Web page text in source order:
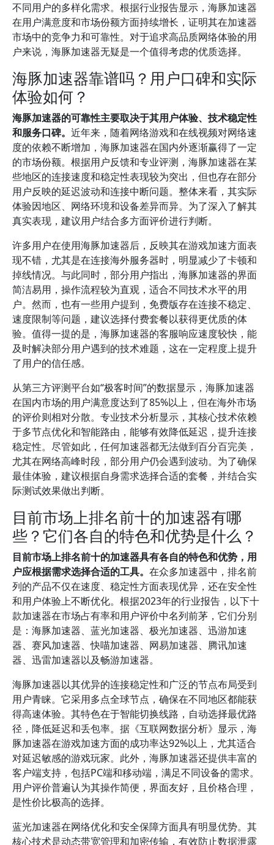
不同用户的多样化需求。根据行业报告显示，海豚加速器
在用户满意度和市场份额方面持续增长，证明其在加速器
市场中的竞争力和可靠性。对于追求高品质网络体验的用
户来说，海豚加速器无疑是一个值得考虑的优质选择。
海豚加速器靠谱吗？用户口碑和实际
体验如何？
海豚加速器的可靠性主要取决于其用户体验、技术稳定性
和服务口碑。 近年来，随着网络游戏和在线视频对网络速
度的依赖不断增加，海豚加速器在国内外逐渐赢得了一定
的市场份额。根据用户反馈和专业评测，海豚加速器在某
些地区的连接速度和稳定性表现较为突出，但也存在部分
用户反映的延迟波动和连接中断问题。整体来看，其实际
体验因地区、网络环境和设备差异而异。为了深入了解其
真实表现，建议用户结合多方面评价进行判断。
许多用户在使用海豚加速器后，反映其在游戏加速方面表
现不错，尤其是在连接海外服务器时，明显减少了卡顿和
掉线情况。与此同时，部分用户指出，海豚加速器的界面
简洁易用，操作流程较为直观，适合不同技术水平的用
户。然而，也有一些用户提到，免费版存在连接不稳定、
速度限制等问题，建议选择付费套餐以获得更优质的体
验。值得一提的是，海豚加速器的客服响应速度较快，能
及时解决部分用户遇到的技术难题，这在一定程度上提升
了用户的信任感。
从第三方评测平台如“极客时间”的数据显示，海豚加速器
在国内市场的用户满意度达到了85%以上，但在海外市场
的评价则相对分散。专业技术分析显示，其核心技术依赖
于多节点优化和智能路由，能够有效降低延迟，提升连接
稳定性。尽管如此，任何加速器都无法做到百分百完美，
尤其在网络高峰时段，部分用户仍会遇到波动。为了确保
最佳体验，建议根据自身需求选择合适的套餐，并结合实
际测试效果做出判断。
目前市场上排名前十的加速器有哪
些？它们各自的特色和优势是什么？
目前市场上排名前十的加速器具有各自的特色和优势，用
户应根据需求选择合适的工具。 在众多加速器中，排名前
列的产品不仅在速度、稳定性方面表现优异，还在安全性
和用户体验上不断优化。根据2023年的行业报告，以下十
款加速器在市场占有率和用户评价中名列前茅，它们分别
是：海豚加速器、蓝光加速器、极光加速器、迅游加速
器、赛风加速器、快喵加速器、网易加速器、腾讯加速
器、迅雷加速器以及畅游加速器。
海豚加速器以其优异的连接稳定性和广泛的节点布局受到
用户青睐。它采用多点全球节点，确保在不同地区都能获
得高速体验。其特色在于智能切换线路，自动选择最优路
径，降低延迟和丢包率。据《互联网数据分析》显示，海
豚加速器在游戏加速方面的成功率达92%以上，尤其适合
对延迟敏感的游戏玩家。此外，海豚加速器还提供丰富的
客户端支持，包括PC端和移动端，满足不同设备的需求。
用户评价普遍认为其操作简便，界面友好，且价格合理，
是性价比极高的选择。
蓝光加速器在网络优化和安全保障方面具有明显优势。其
核心技术是动态带宽管理和加密传输，有效防止数据泄露